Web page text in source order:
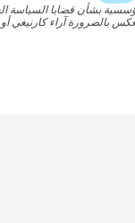
بشأن قضايا السياسة
بالضرورة آراء كارنيغي أو